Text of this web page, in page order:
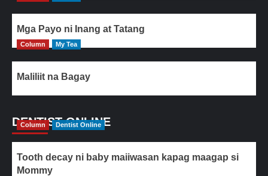
Mga Payo ni Inang at Tatang
Column My Tea
Maliliit na Bagay
DENTIST ONLINE
Column Dentist Online
Tooth decay ni baby maiiwasan kapag maagap si
Mommy